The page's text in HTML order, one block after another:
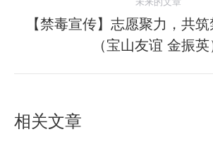
章：
未
来
的
【禁毒宣传】志愿聚力，共筑
（宝山友谊 金振英
相关文章